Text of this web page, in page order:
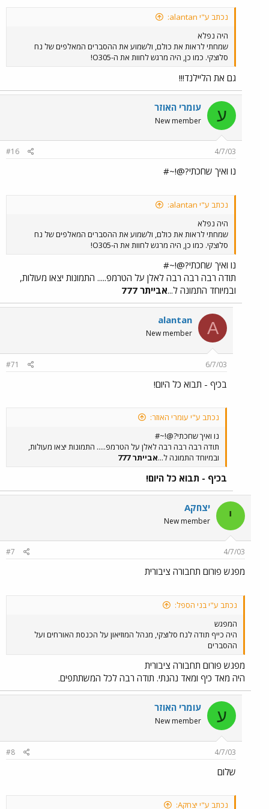
נכתב ע"י alantan:
היה נפלא
שמחתי לראות את כולם, ולשמוע את ההסברים המאלפים של נח
סלוצקי. כמו כן, היה מרגש לחוות את ה-O305!
גם את הליילנד!!!
ע עומרי האוזר
New member
4/7/03
#16
נו ואיך שחכתי?@!~#
נכתב ע"י alantan:
היה נפלא
שמחתי לראות את כולם, ולשמוע את ההסברים המאלפים של נח
סלוצקי. כמו כן, היה מרגש לחוות את ה-O305!
נו ואיך שחכתי?@!~#
תודה רבה רבה רבה לאלן על הטרמפ..... התמונות יצאו מעולות,
ובמיוחד התמונה ל...אבייתר 777
A
alantan
New member
6/7/03
#71
בכיף - תבוא כל היום!
נכתב ע"י עומרי האוזר:
נו ואיך שחכתי?@!~#
תודה רבה רבה רבה לאלן על הטרמפ..... התמונות יצאו מעולות,
ובמיוחד התמונה ל...אבייתר 777
בכיף - תבוא כל היום!
י יצחקA
New member
4/7/03
#7
מפגש פורום תחבורה ציבורית
נכתב ע"י בני הספל:
המפגש
היה כייף תודה לנח סלוצקי, מנהל המוזיאון על הכנסת האורחים ועל
ההסברים
מפגש פורום תחבורה ציבורית
היה מאד כיף ומאד נהנתי. תודה רבה לכל המשתתפים.
ע עומרי האוזר
New member
4/7/03
#8
שלום
נכתב ע"י יצחקA: